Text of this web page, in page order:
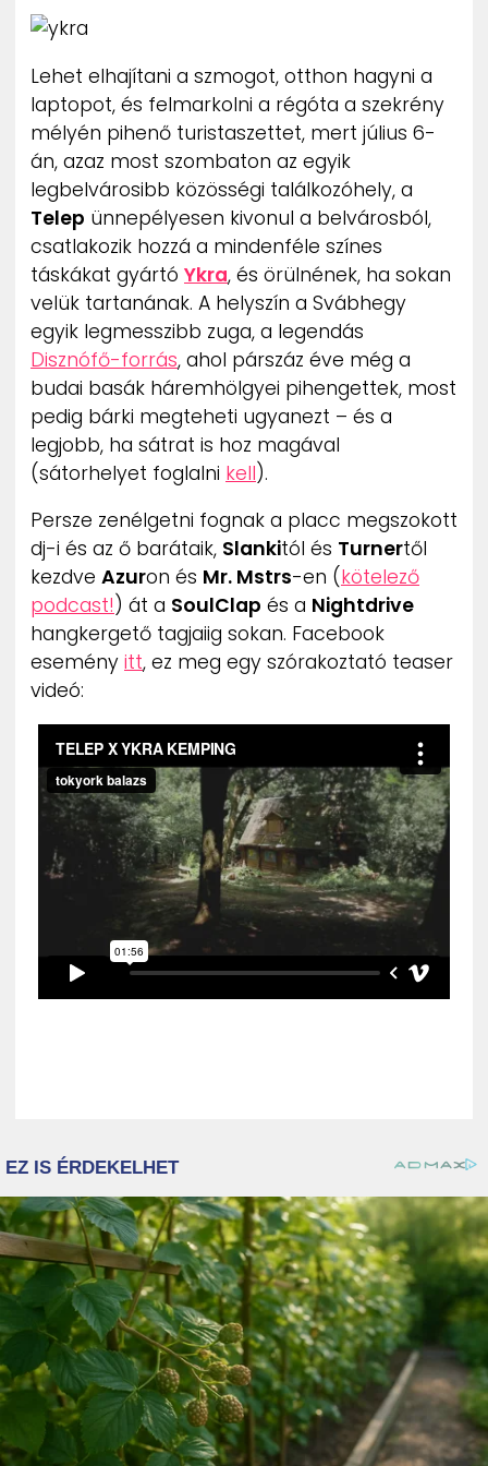
MÉDIAAJÁNLAT
IMPRESSZUM
PR-ARCHÍVUM
ADATKEZELÉSI TÁJÉKOZTATÓ
Lehet elhajítani a szmogot, otthon hagyni a
laptopot, és felmarkolni a régóta a szekrény
mélyén pihenő turistaszettet, mert július 6-
án, azaz most szombaton az egyik
legbelvárosibb közösségi találkozóhely, a
Telep ünnepélyesen kivonul a belvárosból,
csatlakozik hozzá a mindenféle színes
táskákat gyártó Ykra, és örülnének, ha sokan
velük tartanának. A helyszín a Svábhegy
egyik legmesszibb zuga, a legendás
Disznófő-forrás, ahol párszáz éve még a
budai basák háremhölgyei pihengettek, most
pedig bárki megteheti ugyanezt – és a
legjobb, ha sátrat is hoz magával
(sátorhelyet foglalni kell).
Persze zenélgetni fognak a placc megszokott
dj-i és az ő barátaik, Slankitól és Turnertől
kezdve Azuron és Mr. Mstrs-en (kötelező
podcast!) át a SoulClap és a Nightdrive
hangkergető tagjaiig sokan. Facebook
esemény itt, ez meg egy szórakoztató teaser
videó: